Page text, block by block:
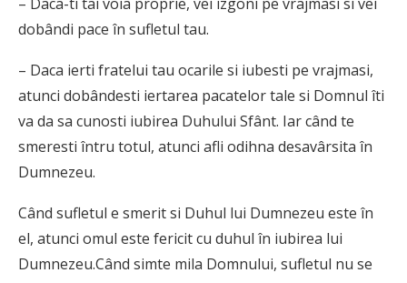
dobândi pace în sufletul tau.
– Daca ierti fratelui tau ocarile si iubesti pe vrajmasi,
atunci dobândesti iertarea pacatelor tale si Domnul îti
va da sa cunosti iubirea Duhului Sfânt. Iar când te
smeresti întru totul, atunci afli odihna desavârsita în
Dumnezeu.
Când sufletul e smerit si Duhul lui Dumnezeu este în
el, atunci omul este fericit cu duhul în iubirea lui
Dumnezeu.Când simte mila Domnului, sufletul nu se